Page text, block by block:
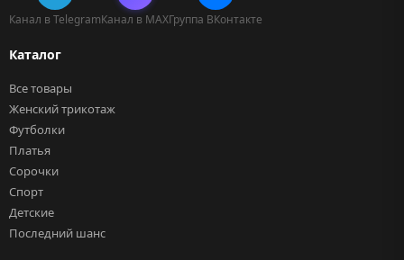
Канал в TelegramКанал в MAXГруппа ВКонтакте
Каталог
Все товары
Женский трикотаж
Футболки
Платья
Сорочки
Спорт
Детские
Последний шанс